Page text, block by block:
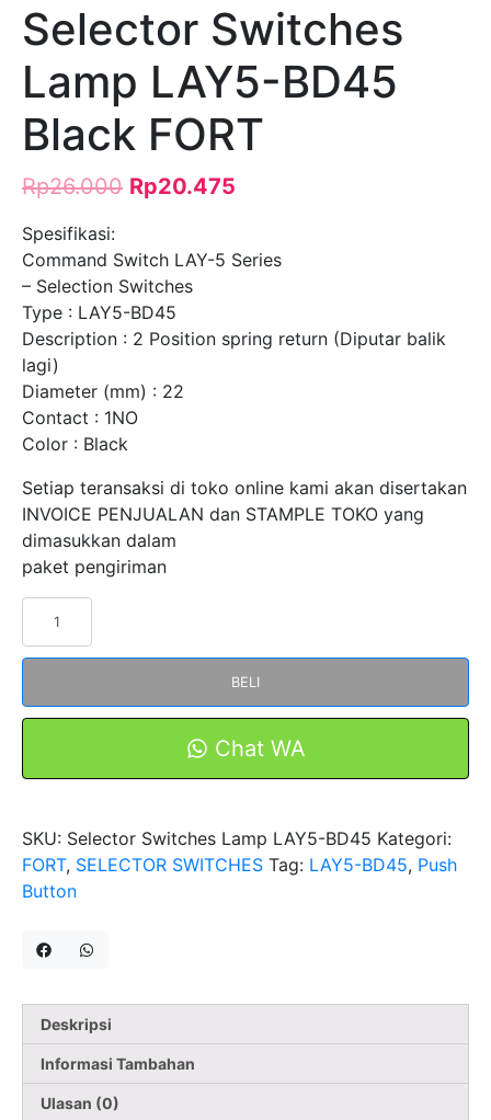
Selector Switches
Lamp LAY5-BD45
Black FORT
Rp26.000 Rp20.475
Spesifikasi:
Command Switch LAY-5 Series
– Selection Switches
Type : LAY5-BD45
Description : 2 Position spring return (Diputar balik
lagi)
Diameter (mm) : 22
Contact : 1NO
Color : Black
Setiap teransaksi di toko online kami akan disertakan
INVOICE PENJUALAN dan STAMPLE TOKO yang
dimasukkan dalam
paket pengiriman
Switches
LAY5-
BELI
Chat WA
SKU: Selector Switches Lamp LAY5-BD45 Kategori:
FORT, SELECTOR SWITCHES Tag: LAY5-BD45, Push
Button
Deskripsi
Informasi Tambahan
Ulasan (0)